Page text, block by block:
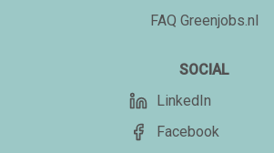
FAQ Greenjobs.nl
SOCIAL
LinkedIn
Facebook